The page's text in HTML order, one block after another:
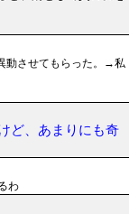
動させてもらった。→私
ど、あまりにも奇
わ